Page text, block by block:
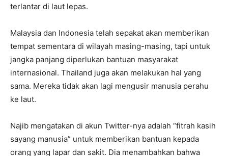
terlantar di laut lepas.
Malaysia dan Indonesia telah sepakat akan memberikan
tempat sementara di wilayah masing-masing, tapi untuk
jangka panjang diperlukan bantuan masyarakat
internasional. Thailand juga akan melakukan hal yang
sama. Mereka tidak akan lagi mengusir manusia perahu
ke laut.
Najib mengatakan di akun Twitter-nya adalah “fitrah kasih
sayang manusia” untuk memberikan bantuan kepada
orang yang lapar dan sakit. Dia menambahkan bahwa